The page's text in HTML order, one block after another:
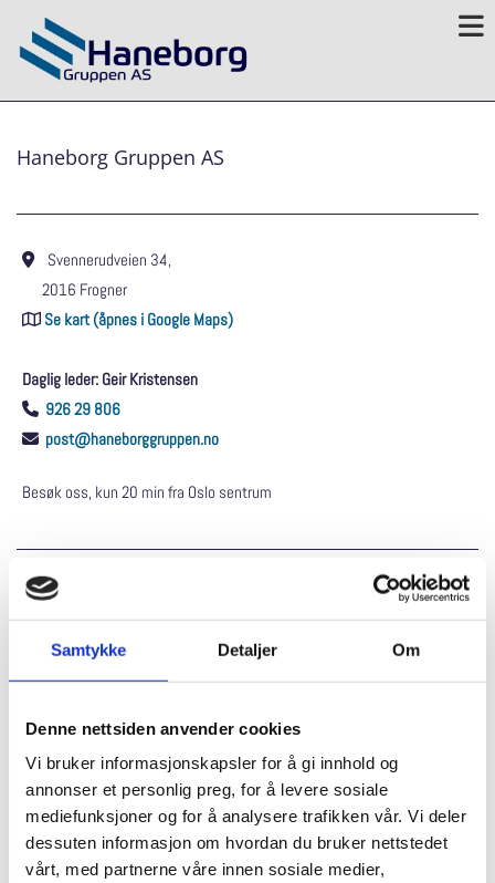
Samtykke Detaljer Om
Denne nettsiden anvender cookies
Vi bruker informasjonskapsler for å gi innhold og
annonser et personlig preg, for å levere sosiale
mediefunksjoner og for å analysere trafikken vår. Vi deler
dessuten informasjon om hvordan du bruker nettstedet
vårt, med partnerne våre innen sosiale medier,
Haneborg Gruppen AS
Svennerudveien 34,
2016 Frogner
 Se kart (åpnes i Google Maps)
Daglig leder: Geir Kristensen
 926 29 806
 post@haneborggruppen.no
Besøk oss, kun 20 min fra Oslo sentrum
Mandag - Fredag 08:00 - 16:00
Send oss en forespørsel
Ta kontakt for et uforpliktende pristilbud
Send oss gjerne;
Total lengde (ca. mål i meter)
Antall trinn samt dybde og bredde på trinn i trapp